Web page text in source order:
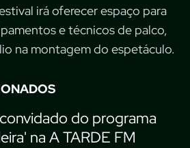
irá oferecer espaço para
e técnicos de palco,
na montagem do espetáculo.
do programa
na A TARDE FM